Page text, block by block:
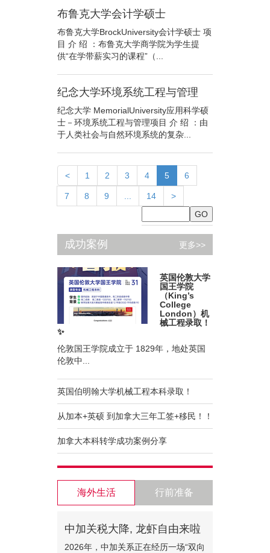
布鲁克大学会计学硕士
布鲁克大学BrockUniversity会计学硕士 项
目 介 绍 ：布鲁克大学商学院为学生提
供“在学带薪实习的课程”（...
纪念大学环境系统工程与管理
纪念大学 MemorialUniversity应用科学硕
士－环境系统工程与管理项目 介 绍 ：由
于人类社会与自然环境系统的复杂...
< 1 2 3 4 5(current)
6
7 8 9 14 >
成功案例 更多>>
英国伦敦大学
国王学院
（King’s
College
London）机
械工程录取！
✨
伦敦国王学院成立于 1829年，地处英国
伦敦中...
英国伯明翰大学机械工程本科录取！
从加本+英硕 到加拿大三年工签+移民！！
加拿大本科转学成功案例分享
海外生活 行前准备
中加关税大降, 龙虾自由来啦
2026年，中加关系正在经历一场“双向